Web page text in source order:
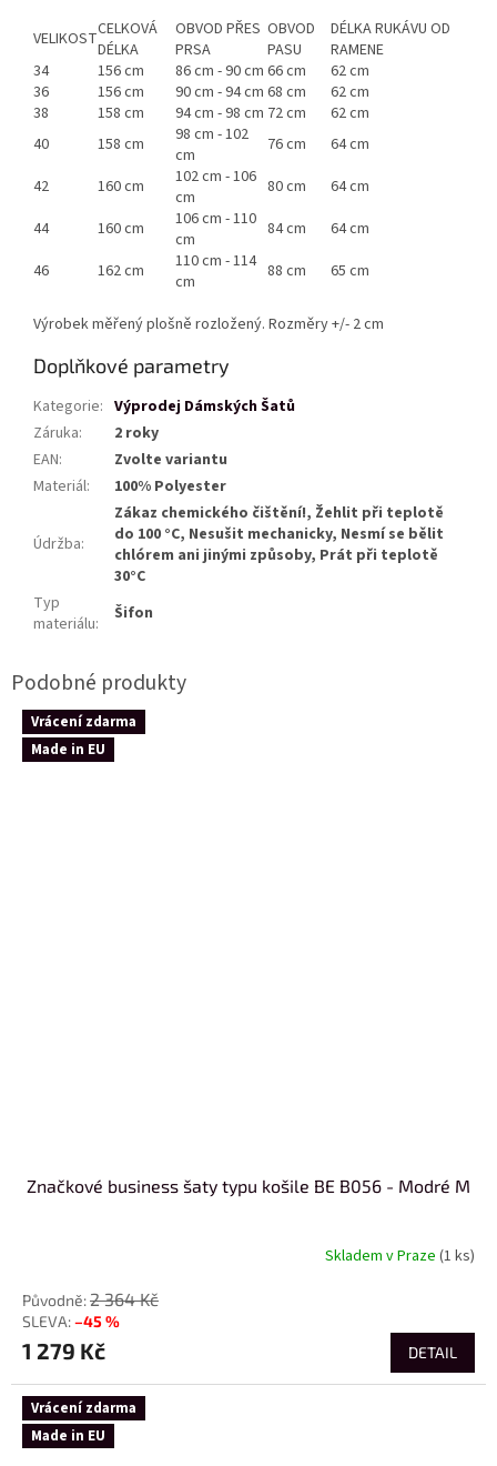
VELIKOSTCELKOVÁ
DÉLKA
OBVOD PŘES
PRSA
OBVOD
PASU
DÉLKA RUKÁVU OD
RAMENE
34
156 cm 86 cm - 90 cm 66 cm
62 cm
36
156 cm 90 cm - 94 cm 68 cm
62 cm
38
158 cm 94 cm - 98 cm 72 cm
62 cm
40
158 cm
98 cm - 102
cm
76 cm
64 cm
42
160 cm
102 cm - 106
cm
80 cm
64 cm
44
160 cm
106 cm - 110
cm
84 cm
64 cm
46
162 cm
110 cm - 114
cm
88 cm 65 cm
Výrobek měřený plošně rozložený. Rozměry +/- 2 cm
Doplňkové parametry
Kategorie: Výprodej Dámských Šatů
Záruka:
2 roky
EAN:
Zvolte variantu
Materiál: 100% Polyester
Údržba:
Zákaz chemického čištění!, Žehlit při teplotě
do 100 °C, Nesušit mechanicky, Nesmí se bělit
chlórem ani jinými způsoby, Prát při teplotě
30°C
Typ
materiálu: Šifon
Vrácení zdarma
Made in EU
Značkové business šaty typu košile BE B056 - Modré M
Skladem v Praze (1 ks)
2 364 Kč
–45 %
1 279 Kč DETAIL
Vrácení zdarma
Made in EU